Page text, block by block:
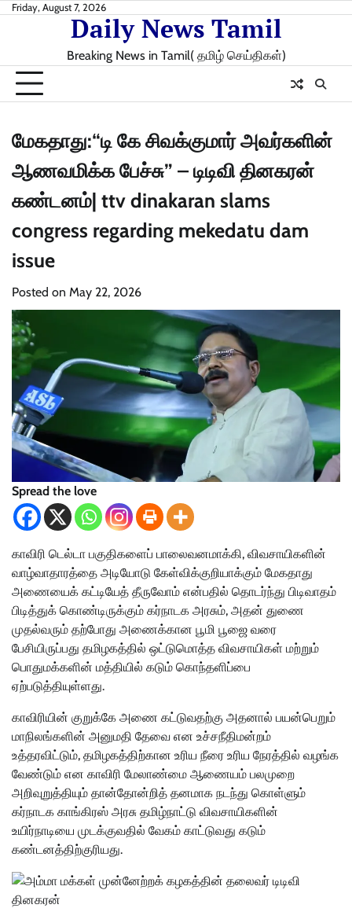
SkipFriday, August 7, 2026
Daily News Tamil
Breaking News in Tamil( தமிழ் செய்திகள்)
மேகதாது:“டி கே சிவக்குமார் அவர்களின்
ஆணவமிக்க பேச்சு” – டிடிவி தினகரன்
கண்டனம்| ttv dinakaran slams
congress regarding mekedatu dam
issue
Posted on May 22, 2026
Spread the love
காவிரி டெல்டா பகுதிகளைப் பாலைவனமாக்கி, விவசாயிகளின்
வாழ்வாதாரத்தை அடியோடு கேள்விக்குறியாக்கும் மேகதாது
அணையைக் கட்டியேத் தீருவோம் என்பதில் தொடர்ந்து பிடிவாதம்
பிடித்துக் கொண்டிருக்கும் கர்நாடக அரசும், அதன் துணை
முதல்வரும் தற்போது அணைக்கான பூமி பூஜை வரை
பேசியிருப்பது தமிழகத்தில் ஒட்டுமொத்த விவசாயிகள் மற்றும்
பொதுமக்களின் மத்தியில் கடும் கொந்தளிப்பை
ஏற்படுத்தியுள்ளது.
காவிரியின் குறுக்கே அணை கட்டுவதற்கு அதனால் பயன்பெறும்
மாநிலங்களின் அனுமதி தேவை என உச்சநீதிமன்றம்
உத்தரவிட்டும், தமிழகத்திற்கான உரிய நீரை உரிய நேரத்தில் வழங்க
வேண்டும் என காவிரி மேலாண்மை ஆணையம் பலமுறை
அறிவுறுத்தியும் தான்தோன்றித் தனமாக நடந்து கொள்ளும்
கர்நாடக காங்கிரஸ் அரசு தமிழ்நாட்டு விவசாயிகளின்
உயிர்நாடியை முடக்குவதில் வேகம் காட்டுவது கடும்
கண்டனத்திற்குரியது.